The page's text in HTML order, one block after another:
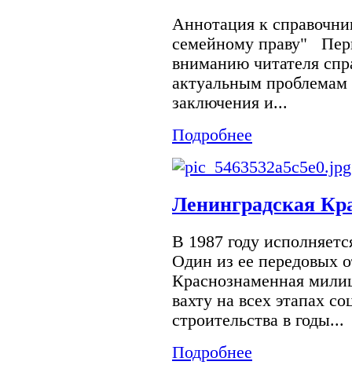
Аннотация к
семейному праву"
вниманию читателя
актуальным проблемам
заключения и...
Подробнее
Ленинградская
В 1987 году
Один из ее передовых
Краснознаменная
вахту на всех этапах
строительства в годы...
Подробнее